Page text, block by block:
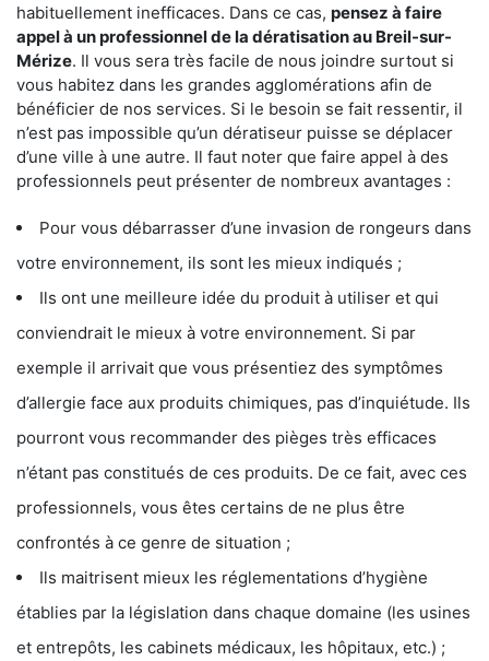
habituellement inefficaces. Dans ce cas, pensez à faire
appel à un professionnel de la dératisation au Breil-sur-
Mérize. Il vous sera très facile de nous joindre surtout si
vous habitez dans les grandes agglomérations afin de
bénéficier de nos services. Si le besoin se fait ressentir, il
n’est pas impossible qu’un dératiseur puisse se déplacer
d’une ville à une autre. Il faut noter que faire appel à des
professionnels peut présenter de nombreux avantages :
Pour vous débarrasser d’une invasion de rongeurs dans
votre environnement, ils sont les mieux indiqués ;
Ils ont une meilleure idée du produit à utiliser et qui
conviendrait le mieux à votre environnement. Si par
exemple il arrivait que vous présentiez des symptômes
d’allergie face aux produits chimiques, pas d’inquiétude. Ils
pourront vous recommander des pièges très efficaces
n’étant pas constitués de ces produits. De ce fait, avec ces
professionnels, vous êtes certains de ne plus être
confrontés à ce genre de situation ;
Ils maitrisent mieux les réglementations d’hygiène
établies par la législation dans chaque domaine (les usines
et entrepôts, les cabinets médicaux, les hôpitaux, etc.) ;